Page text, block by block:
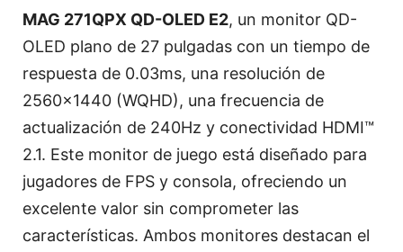
MAG 271QPX QD-OLED E2, un monitor QD-
OLED plano de 27 pulgadas con un tiempo de
respuesta de 0.03ms, una resolución de
2560x1440 (WQHD), una frecuencia de
actualización de 240Hz y conectividad HDMI™
2.1. Este monitor de juego está diseñado para
jugadores de FPS y consola, ofreciendo un
excelente valor sin comprometer las
características. Ambos monitores destacan el